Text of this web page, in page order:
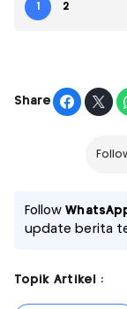
1 2
Share
Follow
update berita
Topik Artikel :